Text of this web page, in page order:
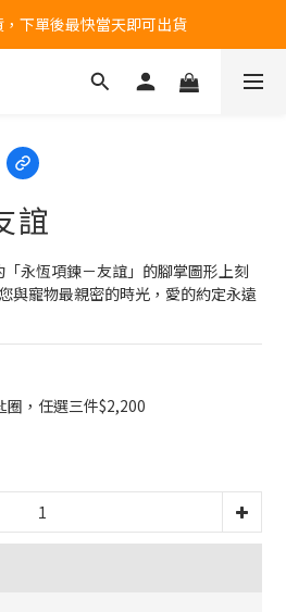
門市，現貨展示中
下單後最快當天即可出貨
門市，現貨展示中
誼
永恆項鍊－友誼」的腳掌圖形上刻
與寵物最親密的時光，愛的約定永遠
圈，任選三件$2,200